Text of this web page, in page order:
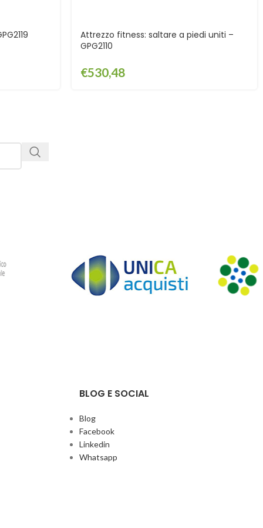
Attrezzo fitness: saltare a piedi uniti –
GPG2110
€530,48
BLOG E SOCIAL
Blog
Facebook
Linkedin
Whatsapp